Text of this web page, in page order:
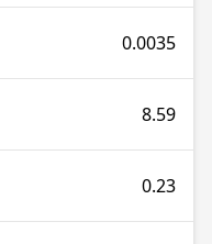
0.0035
8.59
0.23